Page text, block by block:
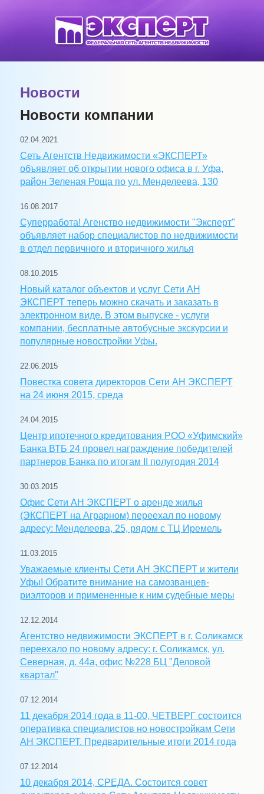
Новости
Новости компании
02.04.2021
Сеть Агентств Недвижимости «ЭКСПЕРТ»
объявляет об открытии нового офиса в г. Уфа,
район Зеленая Роща по ул. Менделеева, 130
16.08.2017
Суперработа! Агенство недвижимости "Эксперт"
объявляет набор специалистов по недвижимости
в отдел первичного и вторичного жилья
08.10.2015
Новый каталог объектов и услуг Сети АН
ЭКСПЕРТ теперь можно скачать и заказать в
электронном виде. В этом выпуске - услуги
компании, бесплатные автобусные экскурсии и
популярные новостройки Уфы.
22.06.2015
Повестка совета директоров Сети АН ЭКСПЕРТ
на 24 июня 2015, среда
24.04.2015
Центр ипотечного кредитования РОО «Уфимский»
Банка ВТБ 24 провел награждение победителей
партнеров Банка по итогам II полугодия 2014
30.03.2015
Офис Сети АН ЭКСПЕРТ о аренде жилья
(ЭКСПЕРТ на Аграрном) переехал по новому
адресу: Менделеева, 25, рядом с ТЦ Иремель
11.03.2015
Уважаемые клиенты Сети АН ЭКСПЕРТ и жители
Уфы! Обратите внимание на самозванцев-
риэлторов и примененные к ним судебные меры
12.12.2014
Агентство недвижимости ЭКСПЕРТ в г. Соликамск
переехало по новому адресу: г. Соликамск, ул.
Северная, д. 44а, офис №228 БЦ "Деловой
квартал"
07.12.2014
11 декабря 2014 года в 11-00, ЧЕТВЕРГ состоится
оперативка специалистов но новостройкам Сети
АН ЭКСПЕРТ. Предварительные итоги 2014 года
07.12.2014
10 декабря 2014, СРЕДА. Состоится совет